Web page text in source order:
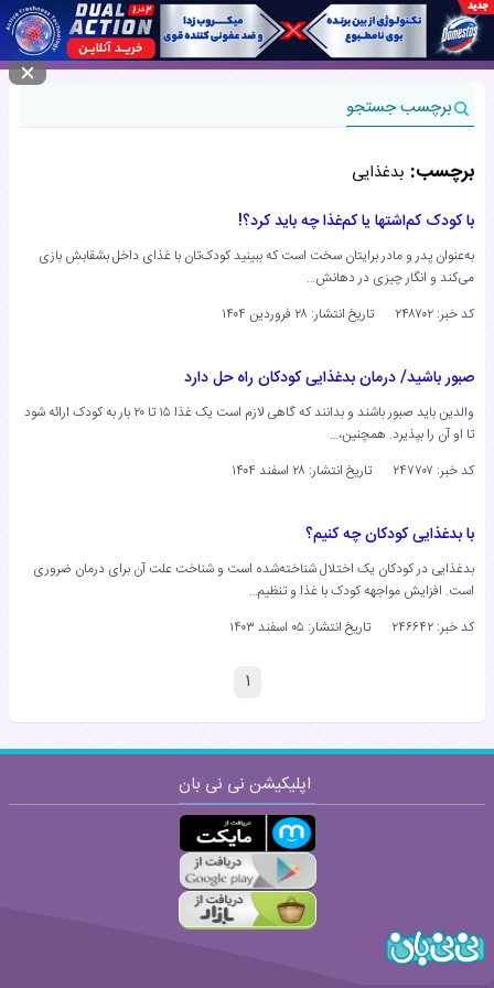
منوی سایت
برچسب جستجو
برچسب: بدغذایی
با کودک کم‌اشتها یا کم‌غذا چه باید کرد؟!
به‌عنوان پدر و مادر برایتان سخت است که ببینید کودک‌تان با غذای داخل بشقابش بازی
می‌کند و انگار چیزی در دهانش…
کد خبر: ۲۴۸۷۰۲
تاریخ انتشار: ۲۸ فروردین ۱۴۰۴
صبور باشید/ درمان بدغذایی کودکان راه حل دارد
والدین باید صبور باشند و بدانند که گاهی لازم است یک غذا ۱۵ تا ۲۰ بار به کودک ارائه شود
تا او آن را بپذیرد. همچنین،…
کد خبر: ۲۴۷۷۰۷
تاریخ انتشار: ۲۸ اسفند ۱۴۰۴
با بدغذایی کودکان چه کنیم؟
بدغذایی در کودکان یک اختلال شناخته‌شده است و شناخت علت آن برای درمان ضروری
است. افزایش مواجهه کودک با غذا و تنظیم…
کد خبر: ۲۴۶۶۴۲
تاریخ انتشار: ۰۵ اسفند ۱۴۰۳
۱
اپلیکیشن نی نی بان